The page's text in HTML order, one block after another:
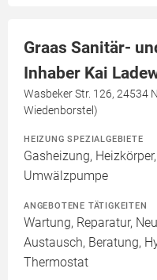
Graas Sanitär-
Inhaber Kai
Wasbeker Str. 126, 24534
Wiedenborstel)
HEIZUNG SPEZIALGEBIETE
Gasheizung,
Umwälzpumpe
ANGEBOTENE TÄTIGKEITEN
Wartung, Reparatur,
Austausch, Beratung,
Thermostat